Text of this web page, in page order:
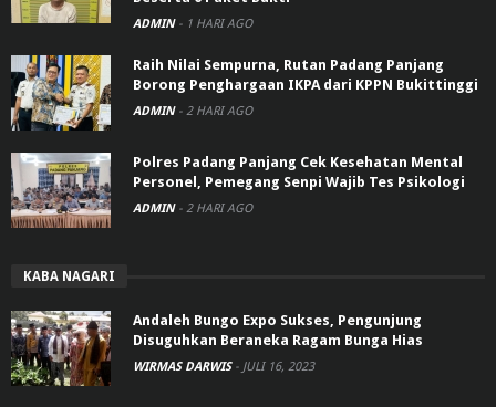
ADMIN - 1 HARI AGO
Raih Nilai Sempurna, Rutan Padang Panjang
Borong Penghargaan IKPA dari KPPN Bukittinggi
ADMIN - 2 HARI AGO
Polres Padang Panjang Cek Kesehatan Mental
Personel, Pemegang Senpi Wajib Tes Psikologi
ADMIN - 2 HARI AGO
KABA NAGARI
Andaleh Bungo Expo Sukses, Pengunjung
Disuguhkan Beraneka Ragam Bunga Hias
WIRMAS DARWIS - JULI 16, 2023